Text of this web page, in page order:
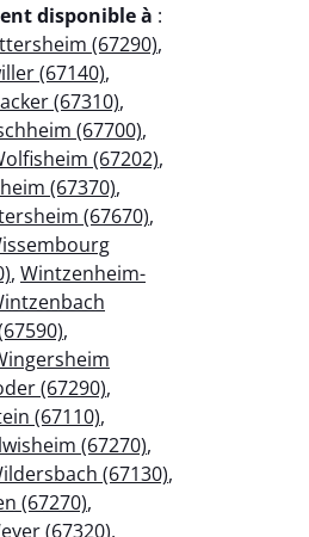
disponible à :
(67290),
(67140),
(67310),
(67700),
(67202),
(67370),
(67670),
, Wintzenheim-
,
(67290),
(67110),
(67270),
(67130),
(67270),
(67320),